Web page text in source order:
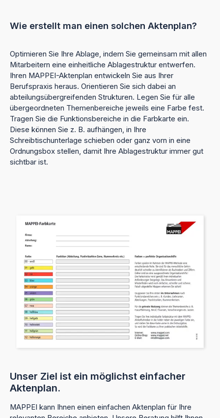
Wie erstellt man einen solchen Aktenplan?
Optimieren Sie Ihre Ablage, indem Sie gemeinsam mit allen
Mitarbeitern eine einheitliche Ablagestruktur entwerfen.
Ihren MAPPEI-Aktenplan entwickeln Sie aus Ihrer
Berufspraxis heraus. Orientieren Sie sich dabei an
abteilungsübergreifenden Strukturen. Legen Sie für alle
übergeordneten Themenbereiche jeweils eine Farbe fest.
Tragen Sie die Funktionsbereiche in die Farbkarte ein.
Diese können Sie z. B. aufhängen, in Ihre
Schreibtischunterlage schieben oder ganz vorn in eine
Ordnungsbox stellen, damit Ihre Ablagestruktur immer gut
sichtbar ist.
Unser Ziel ist ein möglichst einfacher
Aktenplan.
MAPPEI kann Ihnen einen einfachen Aktenplan für Ihre